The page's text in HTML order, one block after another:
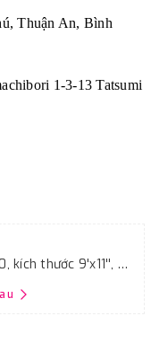
An, Bình
1-3-13 Tatsumi
Giấy giáp tờ Đại Bàng, độ nhám thô P60, kích thước 9'x11'', màu vàng